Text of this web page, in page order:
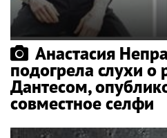
Анастасия
подогрела слухи о
Дантесом,
совместное селфи